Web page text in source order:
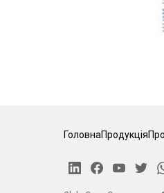
ГоловнаПродукція